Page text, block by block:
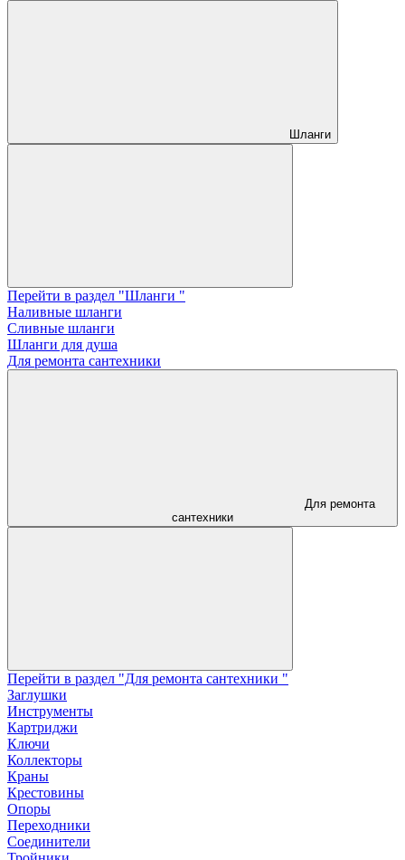
Шланги
Перейти в раздел "Шланги "
Наливные шланги
Сливные шланги
Шланги для душа
Для ремонта сантехники
Для ремонта
сантехники
Перейти в раздел "Для ремонта сантехники "
Заглушки
Инструменты
Картриджи
Ключи
Коллекторы
Краны
Крестовины
Опоры
Переходники
Соединители